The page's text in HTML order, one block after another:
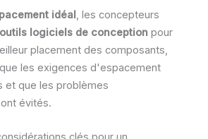
idéal, les concepteurs
outils logiciels de conception pour
placement des composants,
les exigences d'espacement
et que les problèmes
évités.